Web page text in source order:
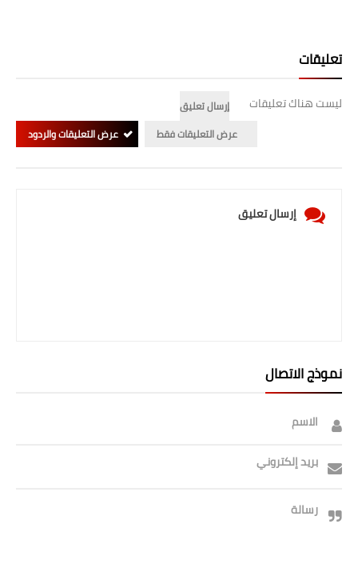
تعليقات
ليست هناك تعليقات
إرسال تعليق
عرض التعليقات فقط
عرض التعليقات والردود
إرسال تعليق
نموذج الاتصال
الاسم
بريد إلكتروني
رسالة